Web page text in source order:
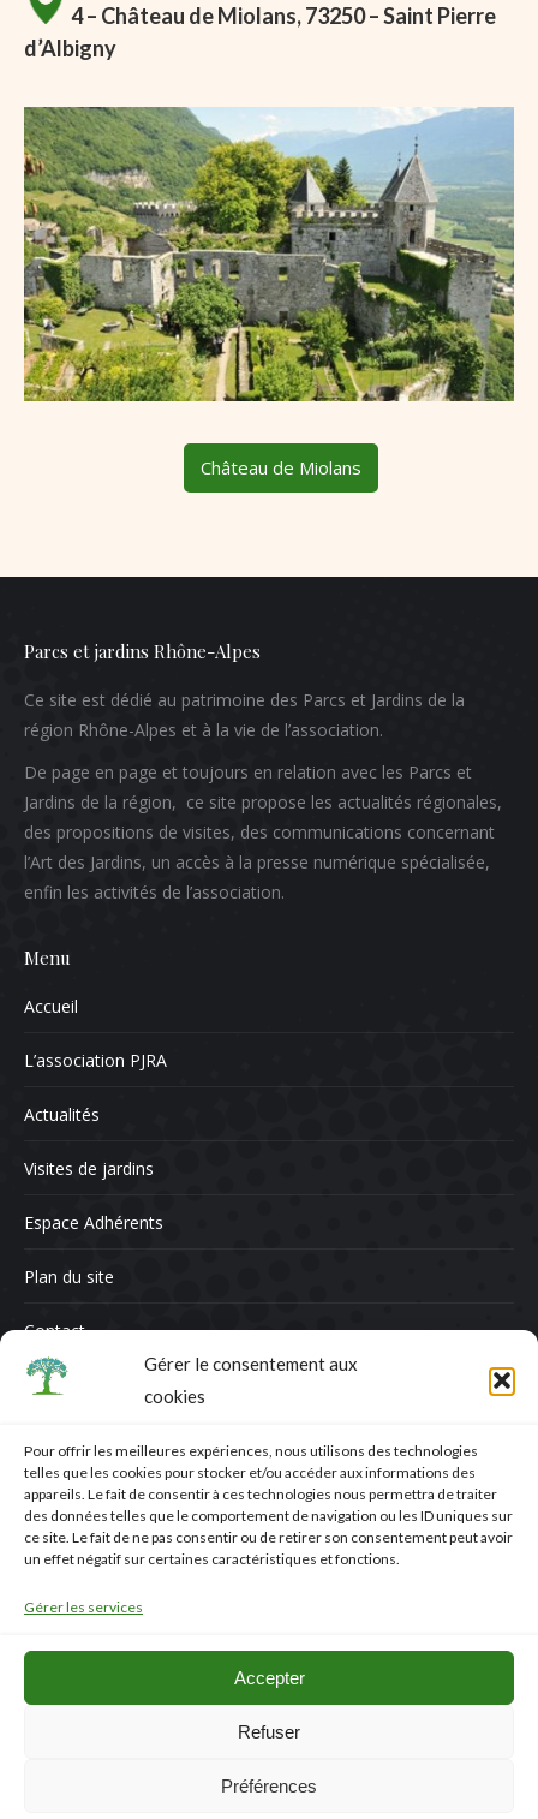
Gérer le consentement aux
cookies
Pour offrir les meilleures expériences, nous utilisons des technologies
telles que les cookies pour stocker et/ou accéder aux informations des
appareils. Le fait de consentir à ces technologies nous permettra de traiter
des données telles que le comportement de navigation ou les ID uniques sur
ce site. Le fait de ne pas consentir ou de retirer son consentement peut avoir
un effet négatif sur certaines caractéristiques et fonctions.
Gérer les services
Accepter
Refuser
Préférences
4 – Château de Miolans, 73250 – Saint Pierre
d’Albigny
Château de Miolans
Parcs et jardins Rhône-Alpes
Ce site est dédié au patrimoine des Parcs et Jardins de la
région Rhône-Alpes et à la vie de l’association.
De page en page et toujours en relation avec les Parcs et
Jardins de la région, ce site propose les actualités régionales,
des propositions de visites, des communications concernant
l’Art des Jardins, un accès à la presse numérique spécialisée,
enfin les activités de l’association.
Menu
Accueil
L’association PJRA
Actualités
Visites de jardins
Espace Adhérents
Plan du site
Contact
Contactez-nous
Nom *
E-mail *
Message